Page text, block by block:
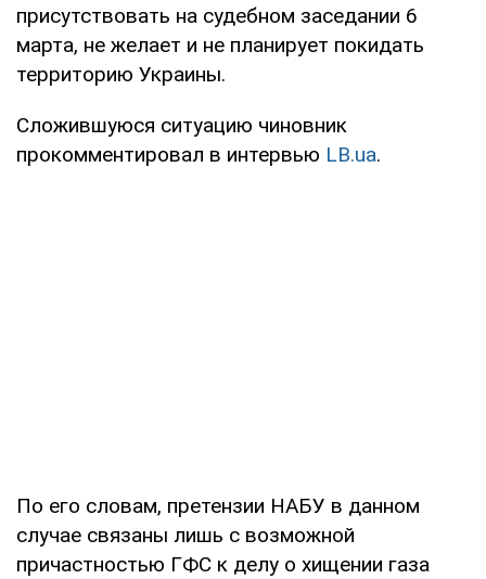
присутствовать на судебном заседании 6
марта, не желает и не планирует покидать
территорию Украины.
Сложившуюся ситуацию чиновник
прокомментировал в интервью LB.ua.
По его словам, претензии НАБУ в данном
случае связаны лишь с возможной
причастностью ГФС к делу о хищении газа